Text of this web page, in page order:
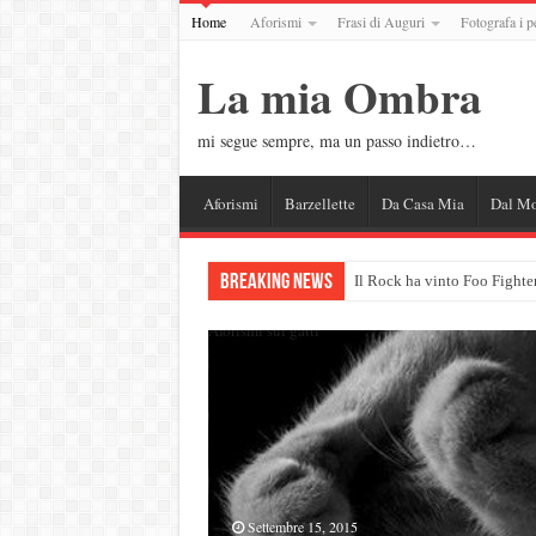
Home Aforismi Frasi di Auguri Fotografa i
La mia Ombra
mi segue sempre, ma un passo indietro…
Aforismi Barzellette Da Casa Mia Dal
Breaking News I sorrisi più b
Aforismi sui gatti
Settembre 15, 2015
Una nuova opportunità…
Dicembre 2, 2013